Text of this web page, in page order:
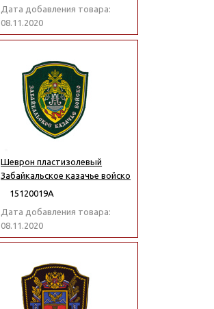
Дата добавления товара:
08.11.2020
Шеврон пластизолевый
Забайкальское казачье войско
15120019А
Дата добавления товара:
08.11.2020